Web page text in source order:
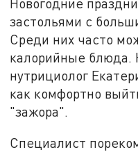
застольями с
Среди них часто
калорийные блюда.
нутрициолог
как комфортно
"зажора".
Специалист